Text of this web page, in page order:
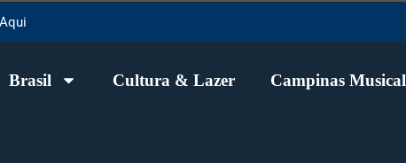
Brasil Cultura & Lazer Campinas Musical